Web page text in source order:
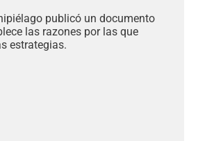
publicó un documento
las razones por las que
estrategias.